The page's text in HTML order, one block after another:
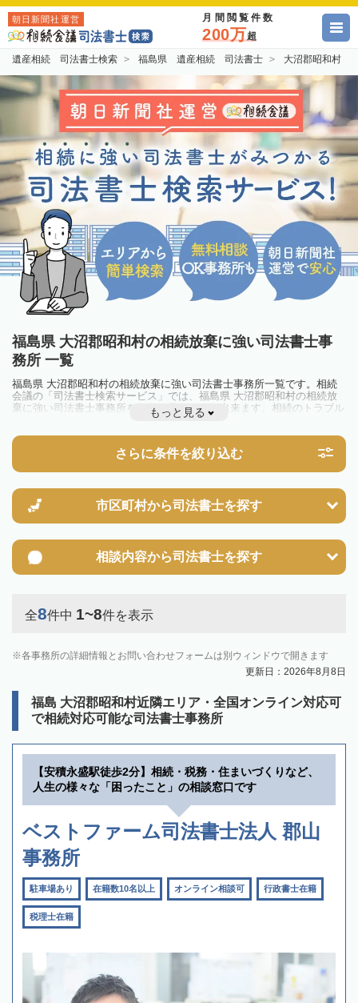
朝日新聞社運営 月間閲覧件数
200万超
遺産相続 司法書士検索 福島県 遺産相続 司法書士 大沼郡昭和村
福島県 大沼郡昭和村の相続放棄に強い司法書士事
務所 一覧
福島県 大沼郡昭和村の相続放棄に強い司法書士事務所一覧です。相続
会議の「司法書士検索サービス」では、福島県 大沼郡昭和村の相続放
棄に強い司法書士事務所を一覧で見ることが出来ます。相続のトラブル
やお悩みを抱えている方は一度近隣の司法書士に相談してみましょう。
もっと見る
さらに条件を絞り込む
市区町村から司法書士を探す
相談内容から司法書士を探す
全8件中 1~8件を表示
各事務所の詳細情報とお問い合わせフォームは別ウィンドウで開きます
更新日：2026年8月8日
福島 大沼郡昭和村近隣エリア・全国オンライン対応可
で相続対応可能な司法書士事務所
【安積永盛駅徒歩2分】相続・税務・住まいづくりなど、
人生の様々な「困ったこと」の相談窓口です
ベストファーム司法書士法人 郡山
事務所
駐車場あり 在籍数10名以上 オンライン相談可 行政書士在籍
税理士在籍